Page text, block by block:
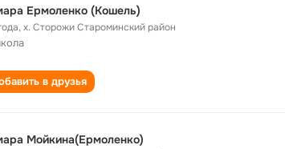
Ермоленко (Кошель)
,х. Сторожи Староминский район
в друзья
Мойкина(Ермоленко)